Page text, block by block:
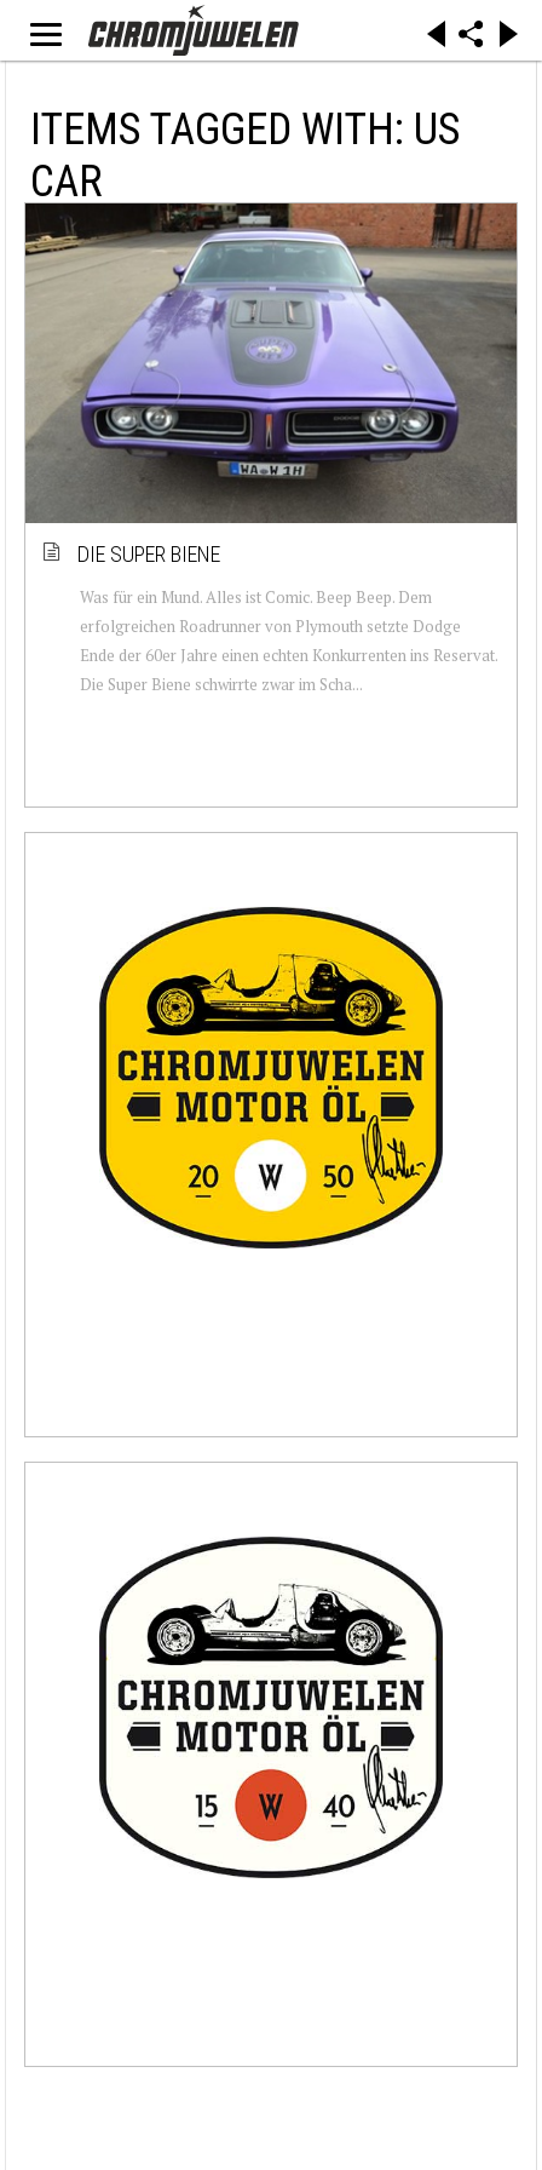
ITEMS TAGGED WITH: US
CAR
DIE SUPER BIENE
Was für ein Mund. Alles ist Comic. Beep Beep. Dem
erfolgreichen Roadrunner von Plymouth setzte Dodge
Ende der 60er Jahre einen echten Konkurrenten ins Reservat.
Die Super Biene schwirrte zwar im Scha...